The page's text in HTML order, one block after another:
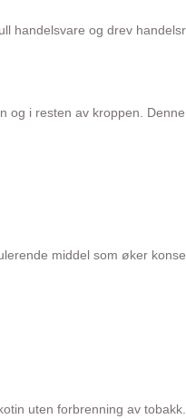
og drev
og i resten av kroppen.
middel som øker
uten forbrenning av tobakk.